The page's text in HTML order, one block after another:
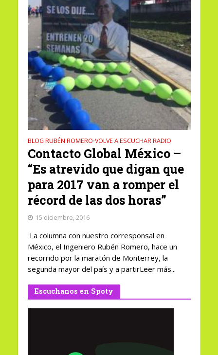
BLOG RUBÉN ROMERO•VOLVE A ESCUCHAR RADIO
Contacto Global México –
“Es atrevido que digan que
para 2017 van a romper el
récord de las dos horas”
15 diciembre, 2016
La columna con nuestro corresponsal en
México, el Ingeniero Rubén Romero, hace un
recorrido por la maratón de Monterrey, la
segunda mayor del país y a partirLeer más...
Escuchanos en Spoty